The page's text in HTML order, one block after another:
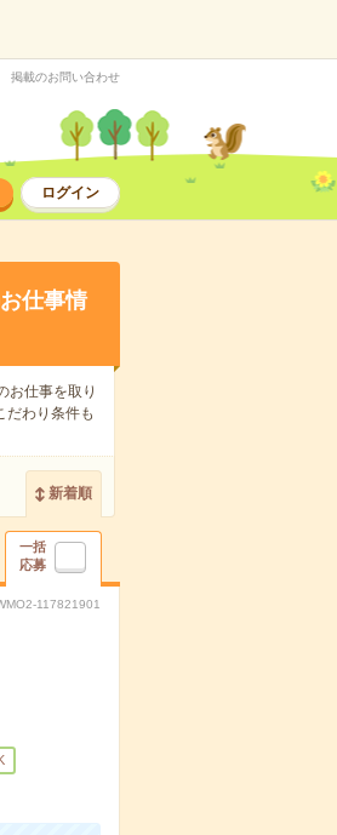
掲載のお問い合わせ
ログイン
仕事情
お仕事を取り
だわり条件も
新着順
一括
応募
117821901